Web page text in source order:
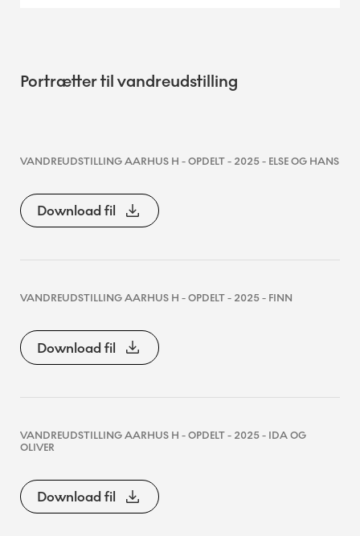
Portrætter til vandreudstilling
VANDREUDSTILLING AARHUS H - OPDELT - 2025 - ELSE OG HANS
Download fil
VANDREUDSTILLING AARHUS H - OPDELT - 2025 - FINN
Download fil
VANDREUDSTILLING AARHUS H - OPDELT - 2025 - IDA OG
OLIVER
Download fil